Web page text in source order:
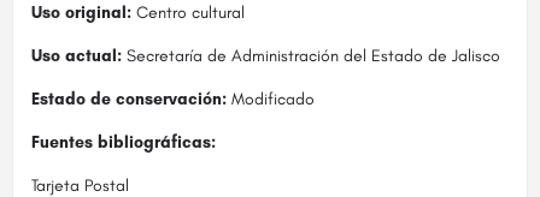
Uso original: Centro cultural
Uso actual: Secretaría de Administración del Estado de Jalisco
Estado de conservación: Modificado
Fuentes bibliográficas:
Tarjeta Postal